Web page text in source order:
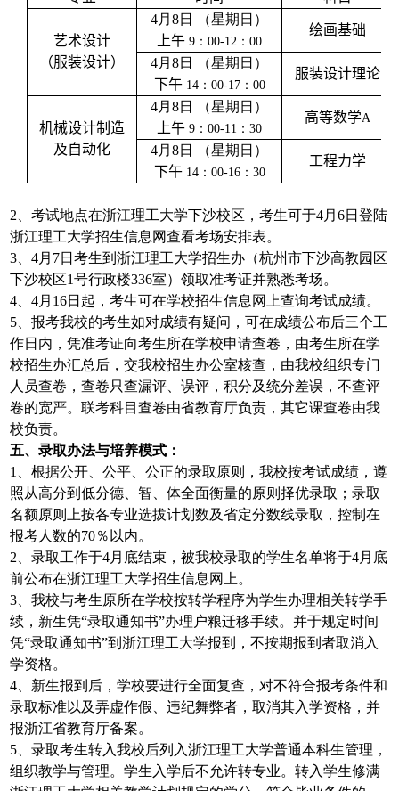
艺术设计
（服装设计）
4月8日 （星期日）
上午 9：00-12：00
绘画基础
4月8日 （星期日）
下午 14：00-17：00
服装设计理论
机械设计制造
及自动化
4月8日 （星期日）
上午 9：00-11：30
高等数学A
4月8日 （星期日）
下午 14：00-16：30
工程力学
2、考试地点在浙江理工大学下沙校区，考生可于4月6日登陆
浙江理工大学招生信息网查看考场安排表。
3、4月7日考生到浙江理工大学招生办（杭州市下沙高教园区
下沙校区1号行政楼336室）领取准考证并熟悉考场。
4、4月16日起，考生可在学校招生信息网上查询考试成绩。
5、报考我校的考生如对成绩有疑问，可在成绩公布后三个工
作日内，凭准考证向考生所在学校申请查卷，由考生所在学
校招生办汇总后，交我校招生办公室核查，由我校组织专门
人员查卷，查卷只查漏评、误评，积分及统分差误，不查评
卷的宽严。联考科目查卷由省教育厅负责，其它课查卷由我
校负责。
五、录取办法与培养模式：
1、根据公开、公平、公正的录取原则，我校按考试成绩，遵
照从高分到低分德、智、体全面衡量的原则择优录取；录取
名额原则上按各专业选拔计划数及省定分数线录取，控制在
报考人数的70％以内。
2、录取工作于4月底结束，被我校录取的学生名单将于4月底
前公布在浙江理工大学招生信息网上。
3、我校与考生原所在学校按转学程序为学生办理相关转学手
续，新生凭“录取通知书”办理户粮迁移手续。并于规定时间
凭“录取通知书”到浙江理工大学报到，不按期报到者取消入
学资格。
4、新生报到后，学校要进行全面复查，对不符合报考条件和
录取标准以及弄虚作假、违纪舞弊者，取消其入学资格，并
报浙江省教育厅备案。
5、录取考生转入我校后列入浙江理工大学普通本科生管理，
组织教学与管理。学生入学后不允许转专业。转入学生修满